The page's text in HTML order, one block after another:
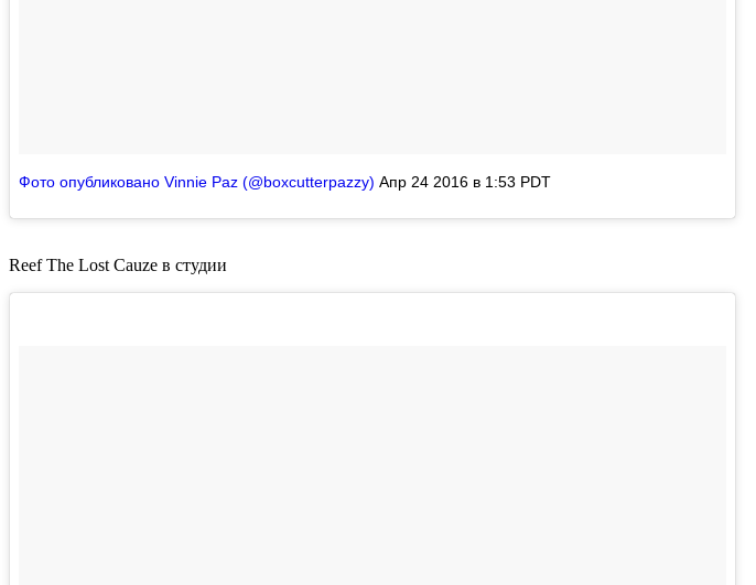
Фото опубликовано Vinnie Paz (@boxcutterpazzy) Апр 24 2016 в 1:53 PDT
Reef The Lost Cauze в студии